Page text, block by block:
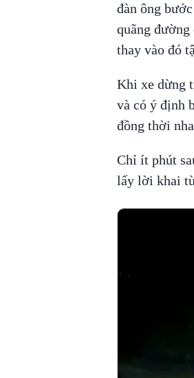
đàn ông
quãng
thay vào đó
Khi xe dừng
và có ý định
đồng thời
Chỉ ít phút
lấy lời khai